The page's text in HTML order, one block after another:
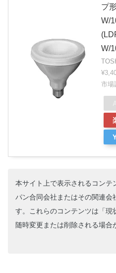
プ
W/
W/
市場
本サイト上で表示されるコンテ
パン合同会社またはその関連会
す。これらのコンテンツは「現
随時変更または削除される場合